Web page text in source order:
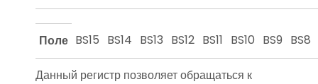
Поле BS15 BS14 BS13 BS12 BS11 BS10 BS9 BS8
Данный регистр позволяет обращаться к